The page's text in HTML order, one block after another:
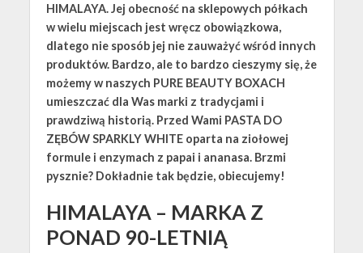
HIMALAYA. Jej obecność na sklepowych półkach
w wielu miejscach jest wręcz obowiązkowa,
dlatego nie sposób jej nie zauważyć wśród innych
produktów. Bardzo, ale to bardzo cieszymy się, że
możemy w naszych PURE BEAUTY BOXACH
umieszczać dla Was marki z tradycjami i
prawdziwą historią. Przed Wami PASTA DO
ZĘBÓW SPARKLY WHITE oparta na ziołowej
formule i enzymach z papai i ananasa. Brzmi
pysznie? Dokładnie tak będzie, obiecujemy!
HIMALAYA – MARKA Z
PONAD 90-LETNIĄ